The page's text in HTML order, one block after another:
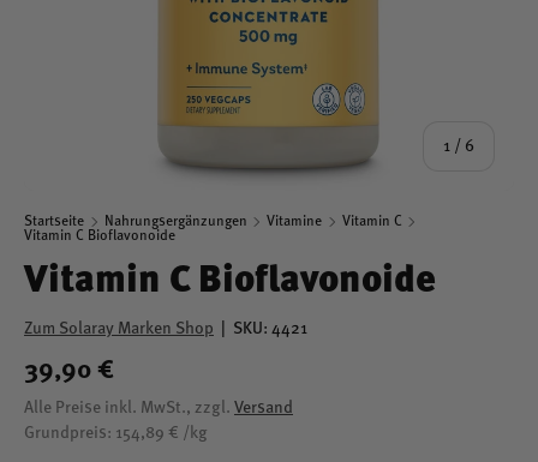
1 / von
6
Startseite Nahrungsergänzungen Vitamine
Vitamin C
Vitamin C Bioflavonoide
Vitamin C Bioflavonoide
Zum Solaray Marken Shop SKU: 4421
39,90 €
Alle Preise inkl. MwSt., zzgl. Versand
Grundpreis: 154,89 € /kg